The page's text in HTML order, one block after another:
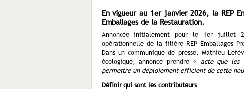
En vigueur au 1er janvier 2026, la REP
Emballages de la Restauration.
Annoncée initialement pour le 1er juillet
opérationnelle de la filière REP Emballages
Dans un communiqué de presse, Mathieu
écologique, annonce prendre « acte que les
permettre un déploiement efficient de cette
Définir qui sont les contributeurs